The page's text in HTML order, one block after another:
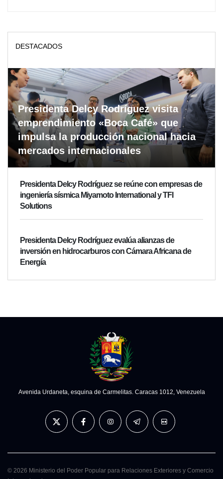
DESTACADOS
Presidenta Delcy Rodríguez visita
emprendimiento «Boca Café» que
impulsa la producción nacional hacia
mercados internacionales
Presidenta Delcy Rodríguez se reúne con empresas de
ingeniería sísmica Miyamoto International y TFI
Solutions
Presidenta Delcy Rodríguez evalúa alianzas de
inversión en hidrocarburos con Cámara Africana de
Energía
Avenida Urdaneta, esquina de Carmelitas. Caracas 1012, Venezuela
© 2026 Ministerio del Poder Popular para Relaciones Exteriores y Comercio